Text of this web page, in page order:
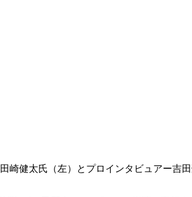
崎健太氏（左）とプロインタビュアー吉